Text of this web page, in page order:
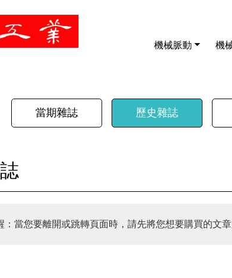
機械脈動 機
當期雜誌 歷史雜誌
：當您要離開或跳轉頁面時，請先將您想要購買的文